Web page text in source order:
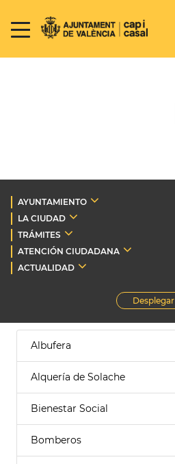
AYUNTAMIENTO
LA CIUDAD
TRÁMITES
ATENCIÓN CIUDADANA
ACTUALIDAD
Desplegar
Albufera
Alquería de Solache
Bienestar Social
Bomberos